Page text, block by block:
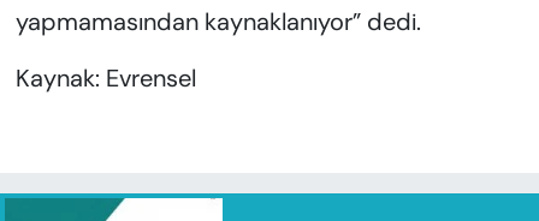
yapmamasından kaynaklanıyor” dedi.
Kaynak: Evrensel